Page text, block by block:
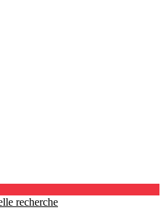
recherche